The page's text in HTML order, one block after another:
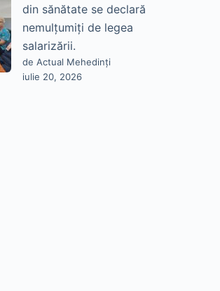
din sănătate se declară
nemulțumiți de legea
salarizării.
de Actual Mehedinți
iulie 20, 2026